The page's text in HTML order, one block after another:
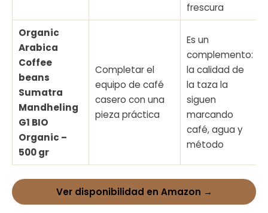
frescura
Organic
Arabica
Coffee
beans
Sumatra
Mandheling
G1 BIO
Organic –
500 gr
Completar el
equipo de café
casero con una
pieza práctica
Es un
complemento:
la calidad de
la taza la
siguen
marcando
café, agua y
método
Ver disponibilidad en Amazon →